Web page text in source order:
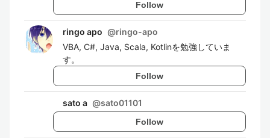
Follow
ringo apo @ringo-apo
VBA, C#, Java, Scala, Kotlinを勉強していま
す。
Follow
sato a @sato01101
Follow